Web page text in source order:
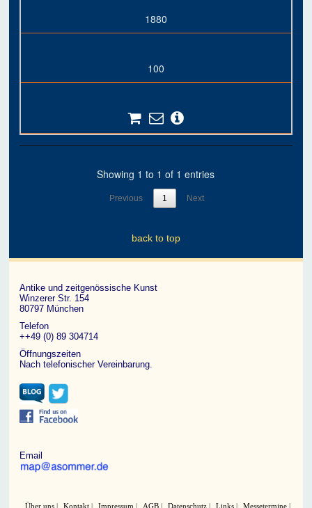
1880
100
Showing 1 to 1 of 1 entries
Previous 1 Next
back to top
Antike und zeitgenössische Kunst
Winzerer Str. 154
80797 München
Telefon
++49 (0) 89 304714
Öffnungszeiten
Nach telefonischer Vereinbarung.
Email
Über uns Kontakt Impressum AGB Datenschutz Links Messetermine